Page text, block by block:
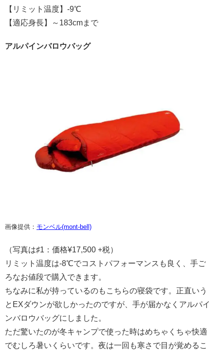
【リミット温度】-9℃
【適応身長】～183cmまで
アルパインバロウバッグ
画像提供： モンベル(mont-bell)
（写真は♯1：価格¥17,500 +税）
リミット温度は-8℃でコストパフォーマンスも良く、手ご
ろなお値段で購入できます。
ちなみに私が持っているのもこちらの寝袋です。正直いう
とEXダウンが欲しかったのですが、手が届かなくアルパイ
ンバロウバッグにしました。
ただ驚いたのが冬キャンプで使った時はめちゃくちゃ快適
でむしろ暑いくらいです。夜は一回も寒さで目が覚めるこ